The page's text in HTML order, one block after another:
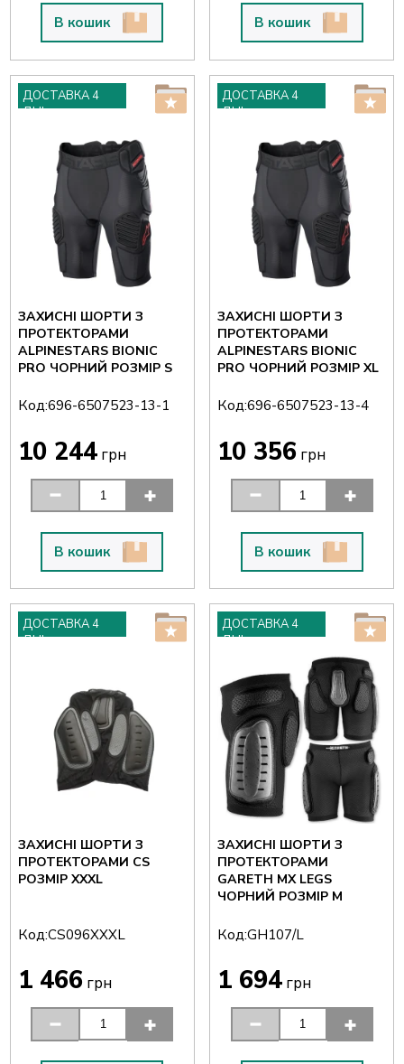
В кошик В кошик
ДОСТАВКА 4
ДНІ
ЗАХИСНІ ШОРТИ З
ПРОТЕКТОРАМИ
ALPINESTARS BIONIC
PRO ЧОРНИЙ РОЗМІР S
Код:696-6507523-13-1
10 244грн
В кошик
ДОСТАВКА 4
ДНІ
ЗАХИСНІ ШОРТИ З
ПРОТЕКТОРАМИ
ALPINESTARS BIONIC
PRO ЧОРНИЙ РОЗМІР XL
Код:696-6507523-13-4
10 356 грн
В кошик
ДОСТАВКА 4
ДНІ
ЗАХИСНІ ШОРТИ З
ПРОТЕКТОРАМИ CS
РОЗМІР XXXL
Код:CS096XXXL
1 466 грн
ДОСТАВКА 4
ДНІ
ЗАХИСНІ ШОРТИ З
ПРОТЕКТОРАМИ
GARETH MX LEGS
ЧОРНИЙ РОЗМІР M
Код:GH107/L
1 694 грн